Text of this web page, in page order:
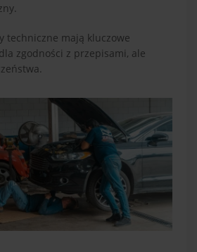
techniczne mają kluczowe
zgodności z przepisami, ale